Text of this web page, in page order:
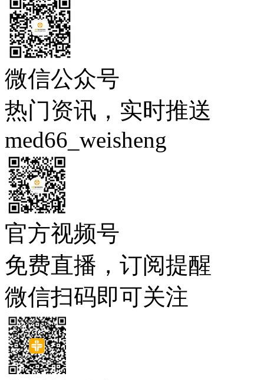
微信公众号
热门资讯，实时推送
med66_weisheng
官方视频号
免费直播，订阅提醒
微信扫码即可关注